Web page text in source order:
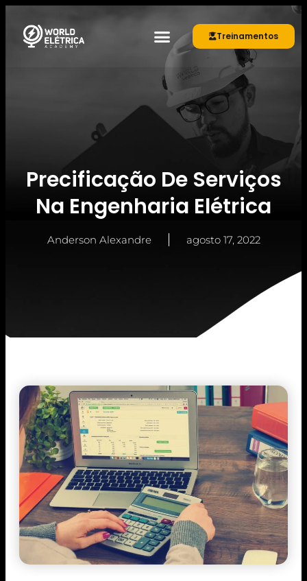
Treinamentos
Precificação De Serviços
Na Engenharia Elétrica
Anderson Alexandre agosto 17, 2022